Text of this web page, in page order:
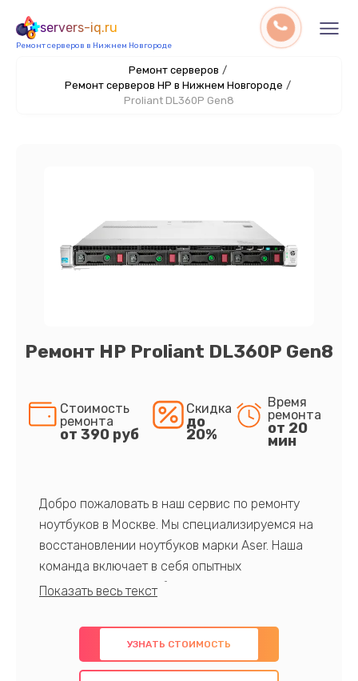
servers-iq.ru
Ремонт серверов в Нижнем Новгороде
Ремонт серверов /
Ремонт серверов HP в Нижнем Новгороде /
Proliant DL360P Gen8
Ремонт HP Proliant DL360P Gen8
Стоимость
ремонта
от 390 руб
Скидка
до
20%
Время
ремонта
от 20
мин
Добро пожаловать в наш сервис по ремонту
ноутбуков в Москве. Мы специализируемся на
восстановлении ноутбуков марки Aser. Наша
команда включает в себя опытных
профессионалов с обширными знаниями и
предлагаем быстрый и качественный ремонт с
использованием оригинальных компонентов, а
также гарантируем качество всех
УЗНАТЬ СТОИМОСТЬ